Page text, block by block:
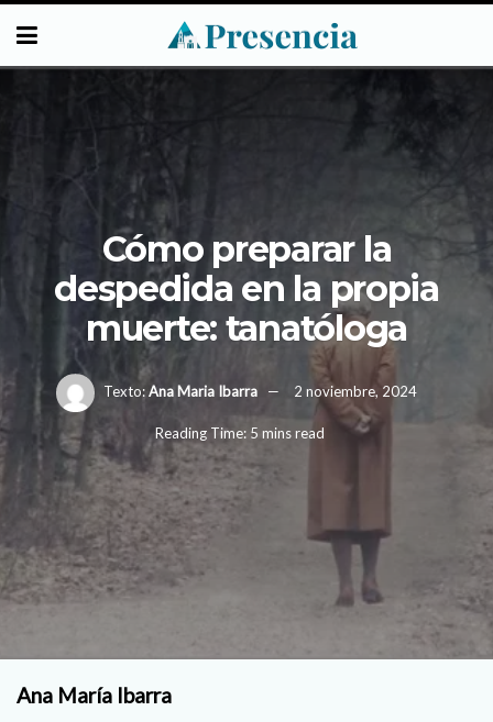
Cómo preparar la
despedida en la propia
muerte: tanatóloga
Texto: Ana Maria Ibarra 2 noviembre, 2024
Reading Time: 5 mins read
Ana María Ibarra